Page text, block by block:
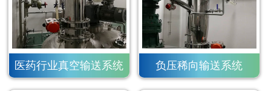
医药行业真空输送系统 负压稀向输送系统